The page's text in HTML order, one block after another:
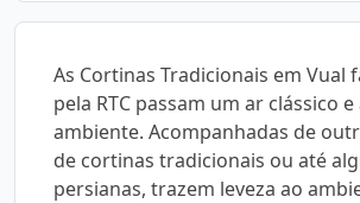
As Cortinas Tradicionais em Vual
pela RTC passam um ar clássico
ambiente. Acompanhadas de
de cortinas tradicionais ou até
persianas, trazem leveza ao